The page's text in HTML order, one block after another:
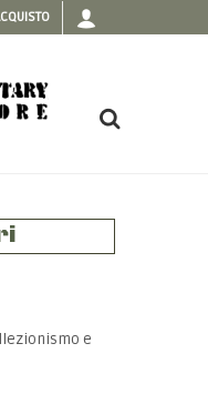
e